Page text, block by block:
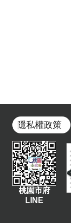
隱私權政策
桃園市府
LINE